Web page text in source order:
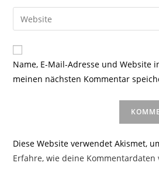
zum
Kommentieren
ein
E-
Mail-
zum
Kommentieren
ein
Gib
deine
Website-
URL
Name, E-Mail-Adresse und Website
meinen nächsten Kommentar
Diese Website verwendet Akismet,
Erfahre, wie deine